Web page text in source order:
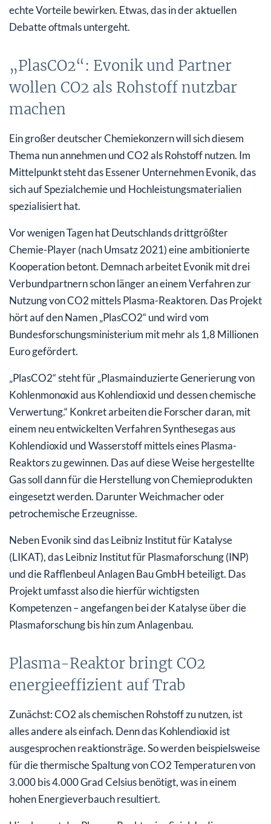
echte Vorteile bewirken. Etwas, das in der aktuellen
Debatte oftmals untergeht.
„PlasCO2“: Evonik und Partner
wollen CO2 als Rohstoff nutzbar
machen
Ein großer deutscher Chemiekonzern will sich diesem
Thema nun annehmen und CO2 als Rohstoff nutzen. Im
Mittelpunkt steht das Essener Unternehmen Evonik, das
sich auf Spezialchemie und Hochleistungsmaterialien
spezialisiert hat.
Vor wenigen Tagen hat Deutschlands drittgrößter
Chemie-Player (nach Umsatz 2021) eine ambitionierte
Kooperation betont. Demnach arbeitet Evonik mit drei
Verbundpartnern schon länger an einem Verfahren zur
Nutzung von CO2 mittels Plasma-Reaktoren. Das Projekt
hört auf den Namen „PlasCO2“ und wird vom
Bundesforschungsministerium mit mehr als 1,8 Millionen
Euro gefördert.
„PlasCO2“ steht für „Plasmainduzierte Generierung von
Kohlenmonoxid aus Kohlendioxid und dessen chemische
Verwertung.“ Konkret arbeiten die Forscher daran, mit
einem neu entwickelten Verfahren Synthesegas aus
Kohlendioxid und Wasserstoff mittels eines Plasma-
Reaktors zu gewinnen. Das auf diese Weise hergestellte
Gas soll dann für die Herstellung von Chemieprodukten
eingesetzt werden. Darunter Weichmacher oder
petrochemische Erzeugnisse.
Neben Evonik sind das Leibniz Institut für Katalyse
(LIKAT), das Leibniz Institut für Plasmaforschung (INP)
und die Rafflenbeul Anlagen Bau GmbH beteiligt. Das
Projekt umfasst also die hierfür wichtigsten
Kompetenzen – angefangen bei der Katalyse über die
Plasmaforschung bis hin zum Anlagenbau.
Plasma-Reaktor bringt CO2
energieeffizient auf Trab
Zunächst: CO2 als chemischen Rohstoff zu nutzen, ist
alles andere als einfach. Denn das Kohlendioxid ist
ausgesprochen reaktionsträge. So werden beispielsweise
für die thermische Spaltung von CO2 Temperaturen von
3.000 bis 4.000 Grad Celsius benötigt, was in einem
hohen Energieverbauch resultiert.